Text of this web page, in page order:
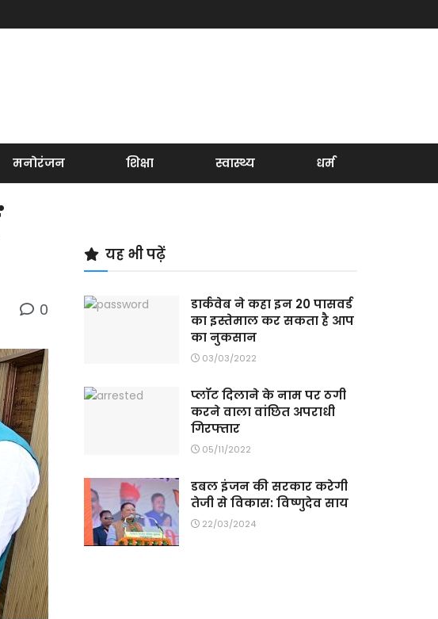
मनोरंजन शिक्षा स्वास्थ्य धर्म
0
यह भी पढ़ें
डार्कवेब ने कहा इन 20 पासवर्ड
का इस्तेमाल कर सकता है आप
का नुकसान
03/03/2022
प्लॉट दिलाने के नाम पर ठगी
करने वाला वांछित अपराधी
गिरफ्तार
05/11/2022
डबल इंजन की सरकार करेगी
तेजी से विकास: विष्णुदेव साय
22/03/2024